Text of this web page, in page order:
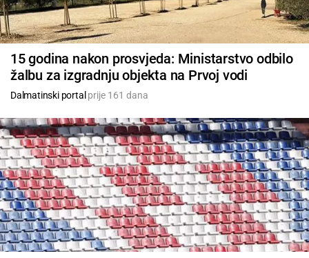
15 godina nakon prosvjeda: Ministarstvo odbilo
žalbu za izgradnju objekta na Prvoj vodi
Dalmatinski portal prije 161 dana